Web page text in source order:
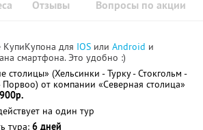
Отзывы Вопросы по акции
КупиКупона для IOS или Android и
смартфона. Это удобно :)
столицы» (Хельсинки - Турку - Стокгольм -
Порвоо) от компании «Северная столица»
на один тур
тура: 6 дней